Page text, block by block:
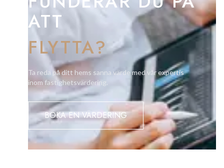
ATT
FLYTTA?
Ta reda på ditt hems sanna värde med vår expertis
inom fastighetsvärdering.
BOKA EN VÄRDERING